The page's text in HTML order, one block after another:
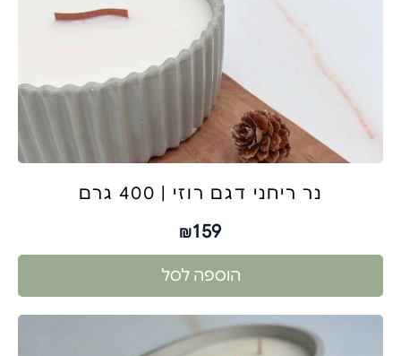
נר ריחני דגם רוזי | 400 גרם
₪159
הוספה לסל